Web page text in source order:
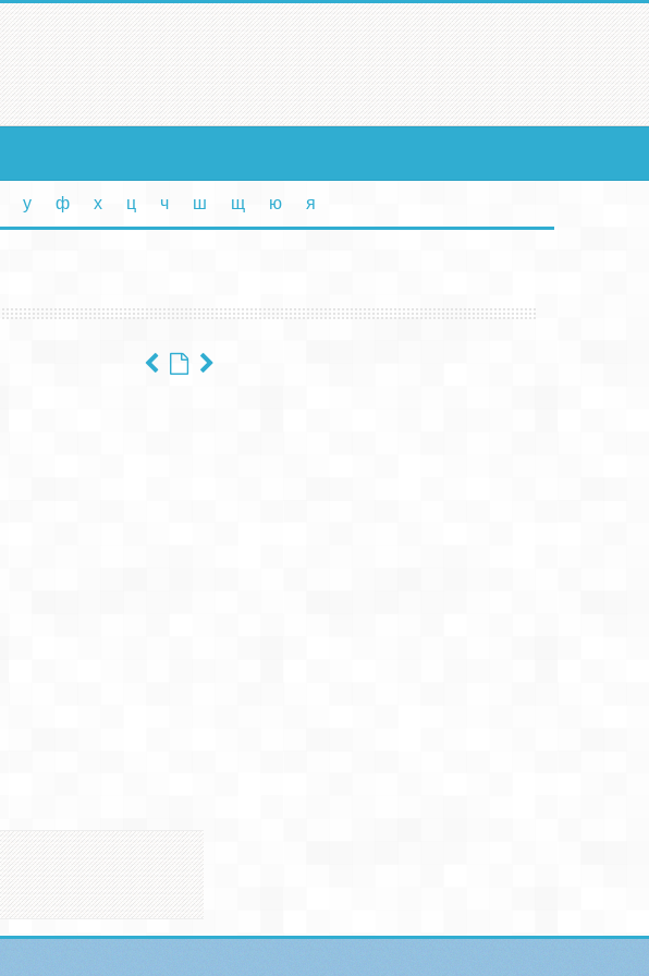
у ф х ц ч ш щ ю я